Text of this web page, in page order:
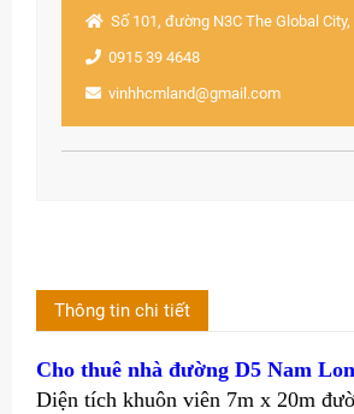
Số 101, đường N3C The Global City,
0915 39 4648
vinhhcmland@gmail.com
Thông tin chi tiết
Cho thuê nhà đường D5 Nam
Diện tích khuôn viên 7m x 20m